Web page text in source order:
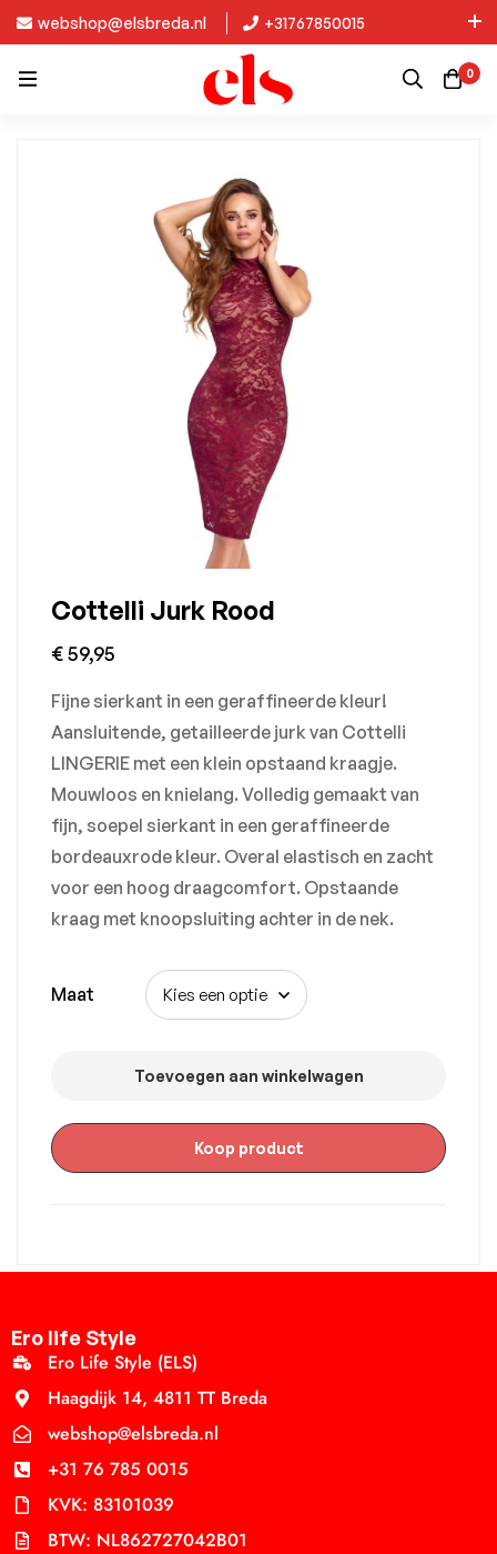
webshop@elsbreda.nl
+31767850015
Nieuw in de collectie: Kinky Diva!
0
Cottelli Jurk Rood
€59,95
Fijne sierkant in een geraffineerde kleur!
Aansluitende, getailleerde jurk van Cottelli
LINGERIE met een klein opstaand kraagje.
Mouwloos en knielang. Volledig gemaakt van
fijn, soepel sierkant in een geraffineerde
bordeauxrode kleur. Overal elastisch en zacht
voor een hoog draagcomfort. Opstaande
kraag met knoopsluiting achter in de nek.
Maat
Toevoegen aan winkelwagen
Koop product
Ero life Style
Ero Life Style (ELS)
Haagdijk 14, 4811 TT Breda
webshop@elsbreda.nl
+31 76 785 0015
KVK: 83101039
BTW: NL862727042B01